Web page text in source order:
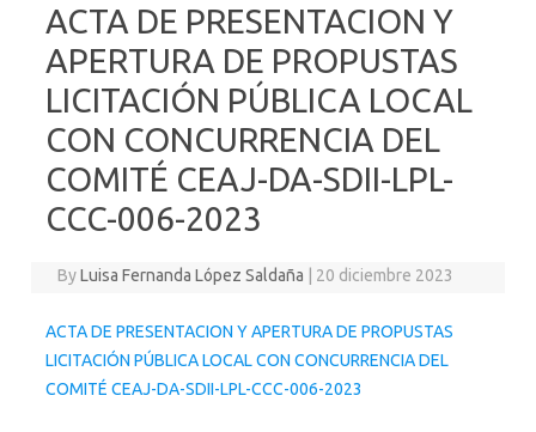
ACTA DE PRESENTACION Y
APERTURA DE PROPUSTAS
LICITACIÓN PÚBLICA LOCAL
CON CONCURRENCIA DEL
COMITÉ CEAJ-DA-SDII-LPL-
CCC-006-2023
ByLuisa Fernanda López Saldaña 20 diciembre 2023
ACTA DE PRESENTACION Y APERTURA DE PROPUSTAS
LICITACIÓN PÚBLICA LOCAL CON CONCURRENCIA DEL
COMITÉ CEAJ-DA-SDII-LPL-CCC-006-2023